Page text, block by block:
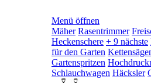
Menü öffnen
Mäher Rasentrimmer
Heckenschere + 9 nächste
für den Garten
Gartenspritzen
Schlauchwagen Häcksler